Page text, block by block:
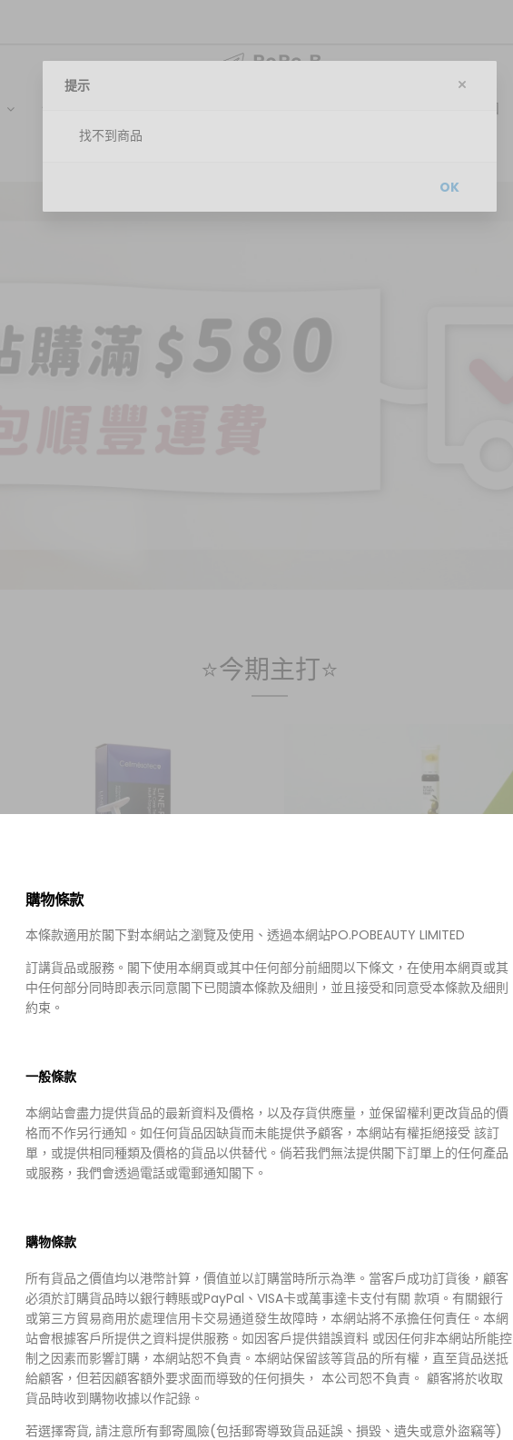
購物須知
⭐今期主打⭐
HKD $150.00
HKD $68.00
HKD $238.00
HKD $199.00
HKD $169.00
(現貨) MEDI-PEEL積雪草舒緩精華面
HKD $100.00
Vaseline 凡士林保濕面膜 10片裝 藍色
購物條款
本條款適用於閣下對本網站之瀏覽及使用、透過本網站PO.POBEAUTY LIMITED
訂講貨品或服務。閣下使用本網頁或其中任何部分前細閱以下條文，在使用本網頁或其
中任何部分同時即表示同意閣下已閱讀本條款及細則，並且接受和同意受本條款及細則
約束。
一般條款
本網站會盡力提供貨品的最新資料及價格，以及存貨供應量，並保留權利更改貨品的價
格而不作另行通知。如任何貨品因缺貨而未能提供予顧客，本網站有權拒絕接受 該訂
單，或提供相同種類及價格的貨品以供替代。倘若我們無法提供閣下訂單上的任何產品
或服務，我們會透過電話或電郵通知閣下。
購物條款
所有貨品之價值均以港幣計算，價值並以訂購當時所示為準。當客戶成功訂貨後，顧客
必須於訂購貨品時以銀行轉賬或PayPal、VISA卡或萬事達卡支付有關 款項。有關銀行
或第三方貿易商用於處理信用卡交易通道發生故障時，本網站將不承擔任何責任。本網
站會根據客戶所提供之資料提供服務。如因客戶提供錯誤資料 或因任何非本網站所能控
制之因素而影響訂購，本網站恕不負責。本網站保留該等貨品的所有權，直至貨品送抵
給顧客，但若因顧客額外要求面而導致的任何損失， 本公司恕不負責。 顧客將於收取
貨品時收到購物收據以作記錄。
若選擇寄貨, 請注意所有郵寄風險(包括郵寄導致貨品延誤、損毀、遺失或意外盜竊等)
提示
找不到商品
OK